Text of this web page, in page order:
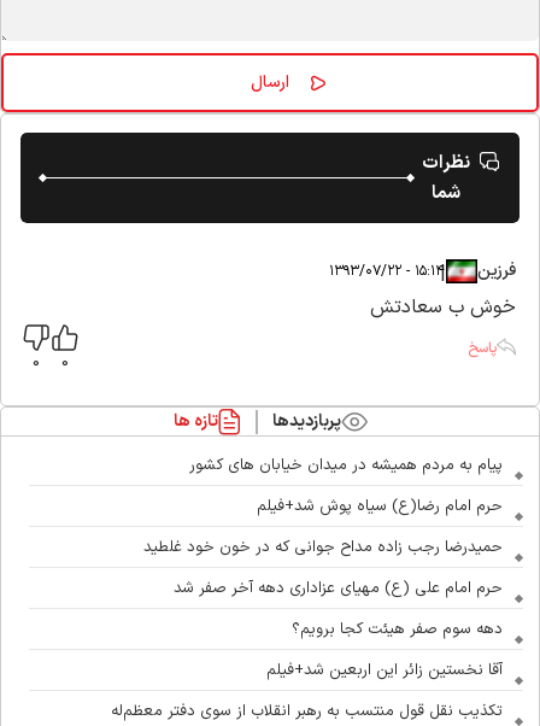
نظرات
شما
فرزین|
|۱۵:۱۴ - ۱۳۹۳/۰۷/۲۲
خوش ب سعادتش
پاسخ
پربازدیدها تازه ها
پیام به مردم همیشه در میدان خیابان های کشور
حرم امام رضا(ع) سیاه پوش شد+فیلم
حمیدرضا رجب زاده مداح جوانی که در خون خود غلطید
حرم امام علی (ع) مهیای عزاداری دهه آخر صفر شد
دهه سوم صفر هیئت کجا برویم؟
آقا نخستین زائر این اربعین شد+فیلم
تکذیب نقل قول منتسب به رهبر انقلاب از سوی دفتر معظم‌له